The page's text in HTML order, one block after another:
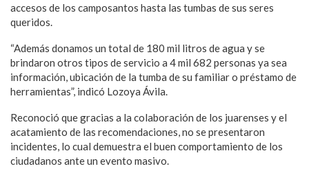
accesos de los camposantos hasta las tumbas de sus seres
queridos.
“Además donamos un total de 180 mil litros de agua y se
brindaron otros tipos de servicio a 4 mil 682 personas ya sea
información, ubicación de la tumba de su familiar o préstamo de
herramientas”, indicó Lozoya Ávila.
Reconoció que gracias a la colaboración de los juarenses y el
acatamiento de las recomendaciones, no se presentaron
incidentes, lo cual demuestra el buen comportamiento de los
ciudadanos ante un evento masivo.